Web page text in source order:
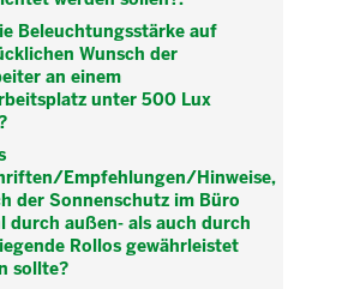
Beleuchtungsstärke auf
Wunsch der
an einem
unter 500 Lux
Empfehlungen/Hinweise,
der Sonnenschutz im Büro
durch außen- als auch durch
Rollos gewährleistet
sollte?